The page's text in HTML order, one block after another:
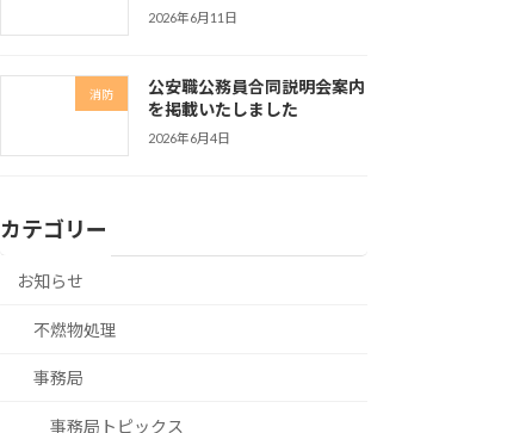
2026年6月11日
消防
公安職公務員合同説明会案内
を掲載いたしました
2026年6月4日
カテゴリー
お知らせ
不燃物処理
事務局
事務局トピックス